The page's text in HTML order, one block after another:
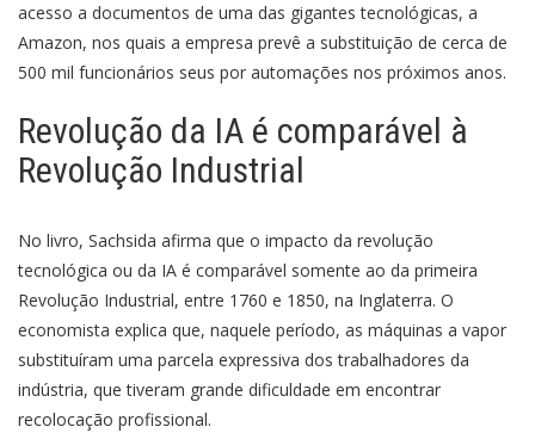
acesso a documentos de uma das gigantes tecnológicas, a
Amazon, nos quais a empresa prevê a substituição de cerca de
500 mil funcionários seus por automações nos próximos anos.
Revolução da IA é comparável à
Revolução Industrial
No livro, Sachsida afirma que o impacto da revolução
tecnológica ou da IA é comparável somente ao da primeira
Revolução Industrial, entre 1760 e 1850, na Inglaterra. O
economista explica que, naquele período, as máquinas a vapor
substituíram uma parcela expressiva dos trabalhadores da
indústria, que tiveram grande dificuldade em encontrar
recolocação profissional.